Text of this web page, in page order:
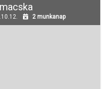
2 munkanap